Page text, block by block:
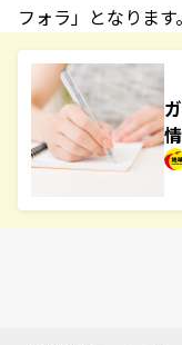
フォラ」となります。